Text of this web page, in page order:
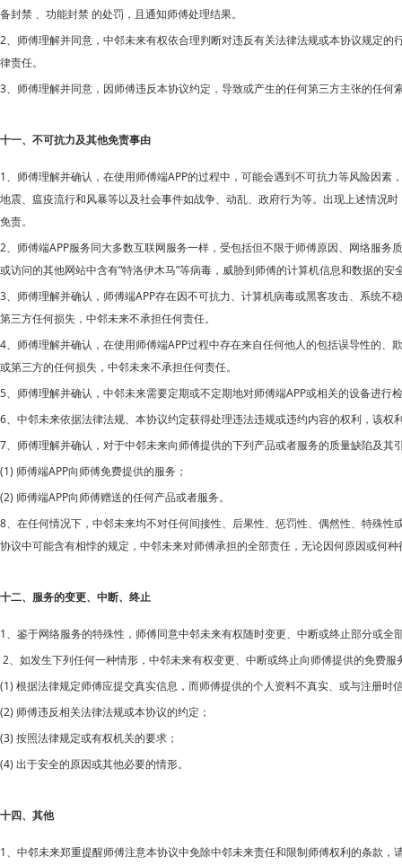
备封禁 、功能封禁 的处罚，且通知师傅处理结果。
2、师傅理解并同意， 中邻未来有权依合理判断对违反有关法律法规或本协议规定
律责任。
3、师傅理解并同意，因师傅违反本协议约定，导致或产生的任何第三方主张的任
十一、不可抗力及其他免责事由
1、师傅理解并确认，在使用师傅端APP的过程中，可能会遇到不可抗力等风险因
地震、瘟疫流行和风暴等以及社会事件如战争、动乱、政府行为等。出现上述情况时
免责。
2、师傅端APP服务同大多数互联网服务一样，受包括但不限于师傅原因、网络服
或访问的其他网站中含有“特洛伊木马”等病毒，威胁到师傅的计算机信息和数据的
3、师傅理解并确认，师傅端APP存在因不可抗力、计算机病毒或黑客攻击、系统
第三方任何损失， 中邻未来不承担任何责任。
4、师傅理解并确认，在使用师傅端APP过程中存在来自任何他人的包括误导性的
或第三方的任何损失， 中邻未来不承担任何责任。
5、师傅理解并确认， 中邻未来需要定期或不定期地对师傅端APP或相关的设备进行
6、
中邻未来依据法律法规、本协议约定获得处理违法违规或违约内容的权利，该
7、师傅理解并确认，对于中邻未来向师傅提供的下列产品或者服务的质量缺陷及其
(1) 师傅端APP向师傅免费提供的服务；
(2) 师傅端APP向师傅赠送的任何产品或者服务。
8、在任何情况下， 中邻未来均不对任何间接性、后果性、惩罚性、偶然性、特殊性
协议中可能含有相悖的规定，中邻未来对师傅承担的全部责任，无论因何原因或何
十二、服务的变更、中断、终止
1、鉴于网络服务的特殊性，师傅同意中邻未来有权随时变更、中断或终止部分或全
2、如发生下列任何一种情形， 中邻未来有权变更、中断或终止向师傅提供的免费
(1) 根据法律规定师傅应提交真实信息，而师傅提供的个人资料不真实、或与注册时
(2) 师傅违反相关法律法规或本协议的约定；
(3) 按照法律规定或有权机关的要求；
(4) 出于安全的原因或其他必要的情形。
十四、其他
1、 中邻未来郑重提醒师傅注意本协议中免除中邻未来责任和限制师傅权利的条款